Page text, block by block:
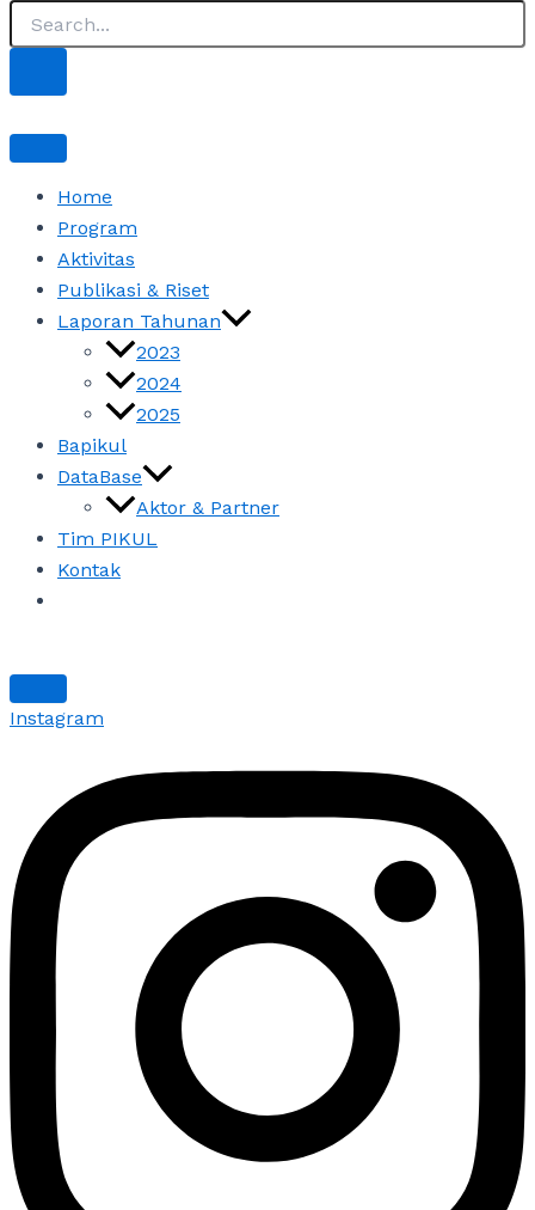
Home
Program
Aktivitas
Publikasi & Riset
Laporan Tahunan
2023
2024
2025
Bapikul
DataBase
Aktor & Partner
Tim PIKUL
Kontak
Instagram